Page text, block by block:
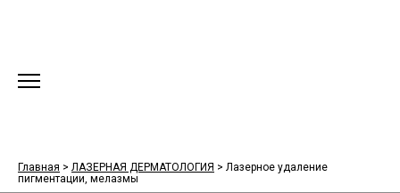
Главная > ЛАЗЕРНАЯ ДЕРМАТОЛОГИЯ > Лазерное удаление
пигментации, мелазмы